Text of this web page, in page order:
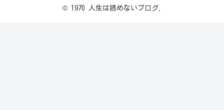
© 1970 人生は読めないブログ.